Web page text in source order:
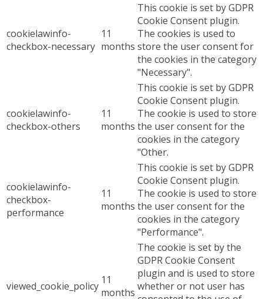
cookielawinfo-
checkbox-necessary
11
months
This cookie is set by GDPR
Cookie Consent plugin.
The cookies is used to
store the user consent for
the cookies in the category
"Necessary".
cookielawinfo-
checkbox-others
11
months
This cookie is set by GDPR
Cookie Consent plugin.
The cookie is used to store
the user consent for the
cookies in the category
"Other.
cookielawinfo-
checkbox-
performance
11
months
This cookie is set by GDPR
Cookie Consent plugin.
The cookie is used to store
the user consent for the
cookies in the category
"Performance".
viewed_cookie_policy 11
months
The cookie is set by the
GDPR Cookie Consent
plugin and is used to store
whether or not user has